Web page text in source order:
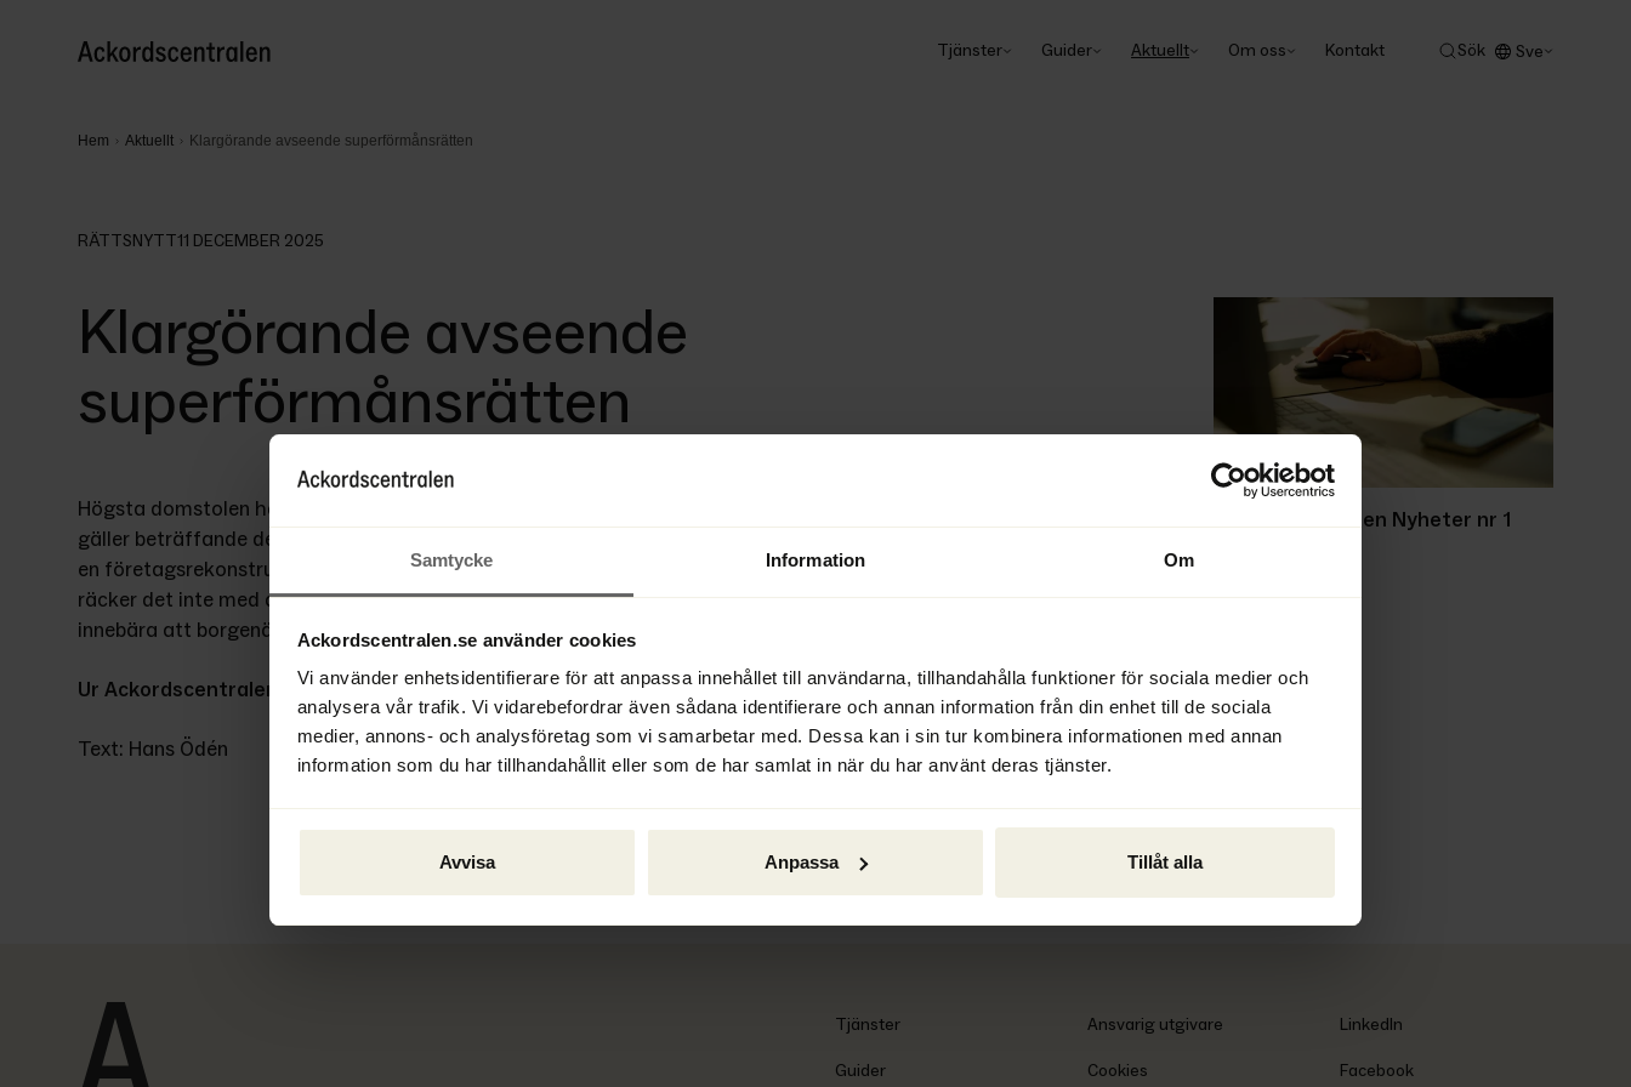
Samtycke Information Om
Ackordscentralen.se använder cookies
Vi använder enhetsidentifierare för att anpassa innehållet till användarna, tillhandahålla funktioner för sociala medier och
analysera vår trafik. Vi vidarebefordrar även sådana identifierare och annan information från din enhet till de sociala
medier, annons- och analysföretag som vi samarbetar med. Dessa kan i sin tur kombinera informationen med annan
information som du har tillhandahållit eller som de har samlat in när du har använt deras tjänster.
Avvisa Anpassa Tillåt alla
Tjänster Guider Aktuellt Om oss Kontakt Sök Sve
Hem Aktuellt Klargörande avseende superförmånsrätten
RÄTTSNYTT11 DECEMBER 2025
Klargörande avseende
superförmånsrätten
Högsta domstolen har i ett beslut den 3 juni 2025 i mål Ö 1972-24 klargjort vad som
gäller beträffande den så kallade superförmånsrätten, när ett nytt avtal träffas under
en företagsrekonstruktion. För att en sådan förmånsrätt ska gälla för ett nytt avtal
räcker det inte med att rekonstruktören har godkänt det. Avtalet måste också
innebära att borgenären utsätter sig för en ny ekonomisk risk.
Ur Ackordscentralen Nyheter nr 3 2025
Text: Hans Ödén
Ackordscentralen Nyheter nr 1
Tjänster
Guider
Ansvarig utgivare
Cookies
LinkedIn
Facebook